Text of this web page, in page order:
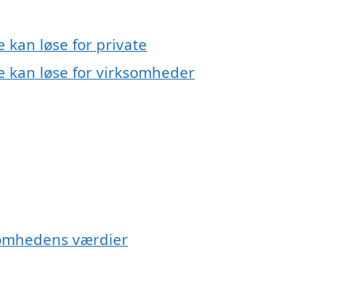
kan løse for private
kan løse for virksomheder
værdier